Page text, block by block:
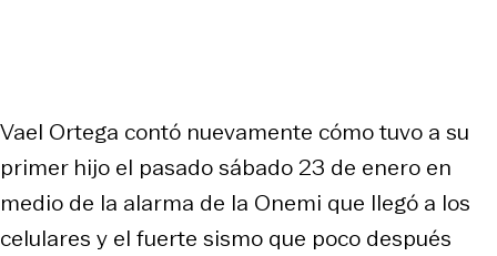
Vael Ortega contó nuevamente cómo tuvo a su
primer hijo el pasado sábado 23 de enero en
medio de la alarma de la Onemi que llegó a los
celulares y el fuerte sismo que poco después